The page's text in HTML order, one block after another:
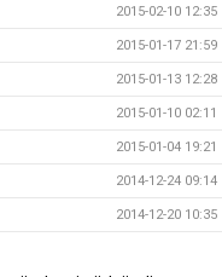
2015-02-10 12:35
2015-01-17 21:59
2015-01-13 12:28
2015-01-10 02:11
2015-01-04 19:21
2014-12-24 09:14
2014-12-20 10:35